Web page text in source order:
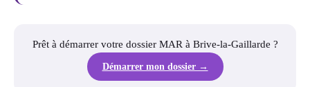
Prêt à démarrer votre dossier MAR à Brive-la-Gaillarde ?
Démarrer mon dossier →